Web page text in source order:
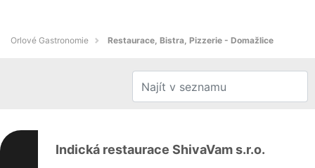
Orlové Gastronomie Restaurace, Bistra, Pizzerie - Domažlice
Indická restaurace ShivaVam s.r.o.